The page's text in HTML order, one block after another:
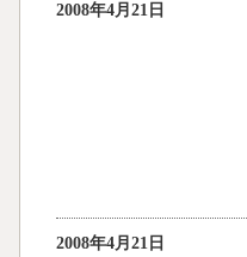
2008年4月21日
2008年4月21日